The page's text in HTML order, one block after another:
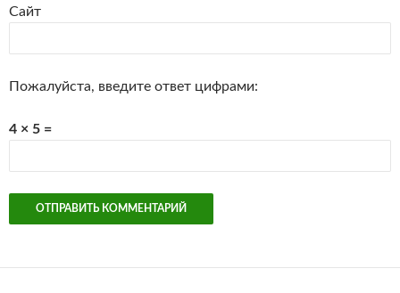
Сайт
Пожалуйста, введите ответ цифрами:
4 × 5 =